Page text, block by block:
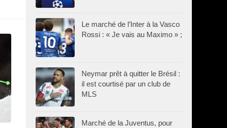
Le marché de l’Inter à la Vasco
Rossi : « Je vais au Maximo » ;
Neymar prêt à quitter le Brésil :
il est courtisé par un club de
MLS
Marché de la Juventus, pour